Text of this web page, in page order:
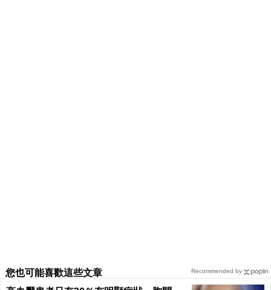
您也可能喜歡這些文章
Recommended by